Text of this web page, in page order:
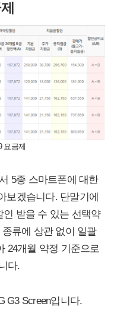
요금제
5종 스마트폰에 대한
보겠습니다. 단말기에
받을 수 있는 선택약
류에 상관 없이 일괄
24개월 약정 기준으로
다.
G3 Screen입니다.